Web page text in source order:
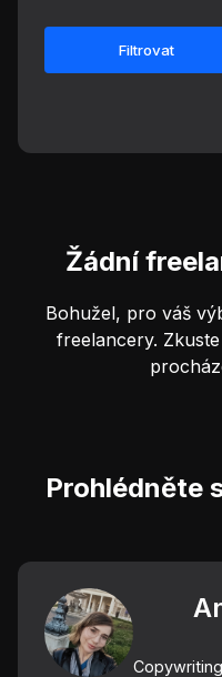
Filtrovat
Žádní
Bohužel, pro váš
freelancery.
Prohlédněte